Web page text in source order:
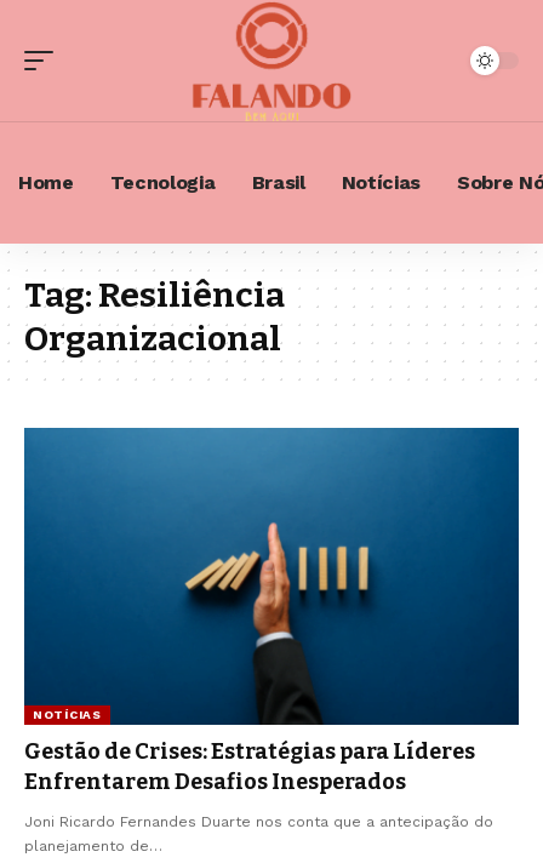
Home Tecnologia Brasil Notícias Sobre
Tag:Resiliência
Organizacional
NOTÍCIAS
Gestão de Crises: Estratégias para Líderes
Enfrentarem Desafios Inesperados
Joni Ricardo Fernandes Duarte nos conta que a antecipação do
planejamento de…